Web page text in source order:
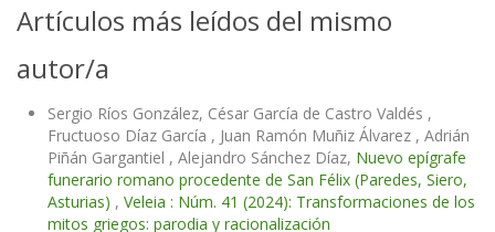
Artículos más leídos del mismo
autor/a
Sergio Ríos González, César García de Castro Valdés ,
Fructuoso Díaz García , Juan Ramón Muñiz Álvarez , Adrián
Piñán Gargantiel , Alejandro Sánchez Díaz, Nuevo epígrafe
funerario romano procedente de San Félix (Paredes, Siero,
Asturias) , Veleia : Núm. 41 (2024): Transformaciones de los
mitos griegos: parodia y racionalización